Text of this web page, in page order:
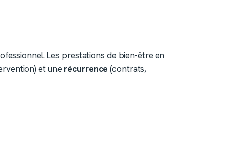
Les prestations de bien-être en
et une récurrence (contrats,